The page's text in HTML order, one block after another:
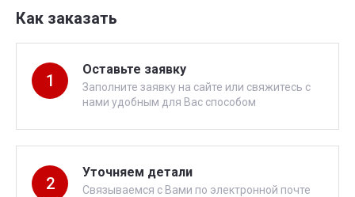
Как заказать
1
Оставьте заявку
Заполните заявку на сайте или свяжитесь с
нами удобным для Вас способом
2
Уточняем детали
Связываемся с Вами по электронной почте